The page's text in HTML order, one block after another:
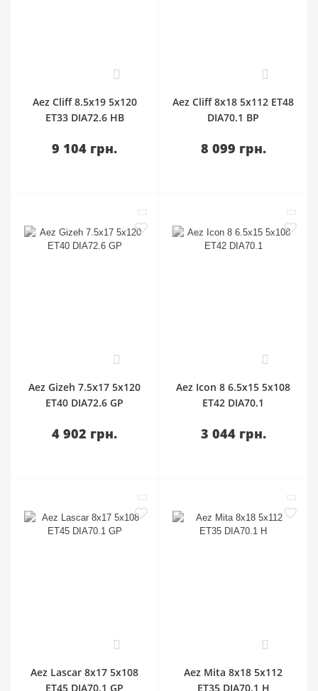
Aez Cliff 8.5x19 5x120
ET33 DIA72.6 HB
9 104 грн.
Aez Cliff 8x18 5x112 ET48
DIA70.1 BP
8 099 грн.
Aez Gizeh 7.5x17 5x120
ET40 DIA72.6 GP
4 902 грн.
Aez Icon 8 6.5x15 5x108
ET42 DIA70.1
3 044 грн.
Aez Lascar 8x17 5x108
ET45 DIA70.1 GP
Aez Mita 8x18 5x112
ET35 DIA70.1 H